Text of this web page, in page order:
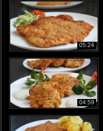
05:24
04:59